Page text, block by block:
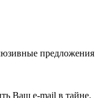
предложения
Ваш e-mail в тайне.